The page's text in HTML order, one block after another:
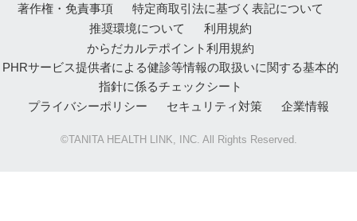
著作権・免責事項
特定商取引法に基づく表記について
推奨環境について
利用規約
からだカルテポイント利用規約
PHRサービス提供者による健診等情報の取扱いに関する基本的
指針に係るチェックシート
プライバシーポリシー
セキュリティ対策 企業情報
©TANITA HEALTH LINK, INC. All Rights Reserved.